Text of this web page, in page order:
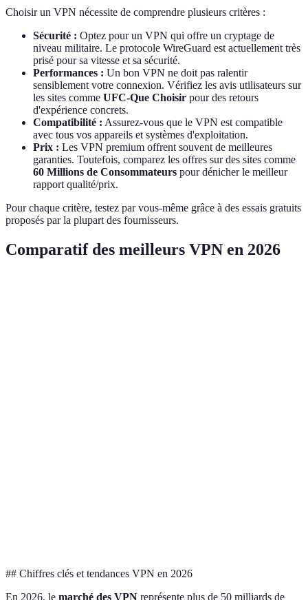
Choisir un VPN nécessite de comprendre plusieurs critères :
Sécurité : Optez pour un VPN qui offre un cryptage de
niveau militaire. Le protocole WireGuard est actuellement très
prisé pour sa vitesse et sa sécurité.
Performances : Un bon VPN ne doit pas ralentir
sensiblement votre connexion. Vérifiez les avis utilisateurs sur
les sites comme UFC-Que Choisir pour des retours
d'expérience concrets.
Compatibilité : Assurez-vous que le VPN est compatible
avec tous vos appareils et systèmes d'exploitation.
Prix : Les VPN premium offrent souvent de meilleures
garanties. Toutefois, comparez les offres sur des sites comme
60 Millions de Consommateurs pour dénicher le meilleur
rapport qualité/prix.
Pour chaque critère, testez par vous-même grâce à des essais gratuits
proposés par la plupart des fournisseurs.
Comparatif des meilleurs VPN en 2026
## Chiffres clés et tendances VPN en 2026
En 2026, le marché des VPN représente plus de 50 milliards de